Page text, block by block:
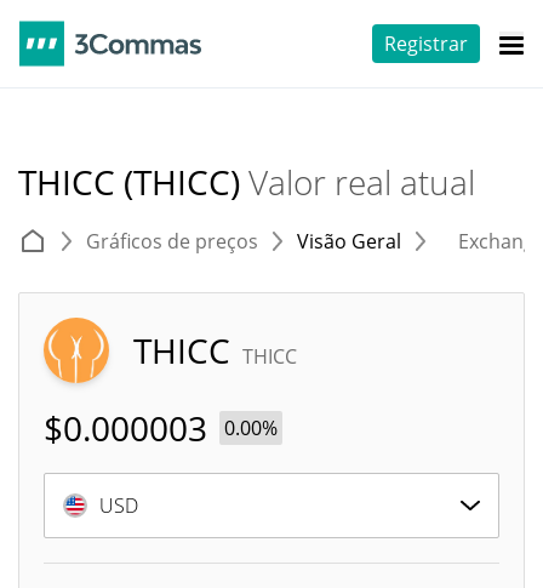
Registrar
THICC (THICC)Valor real atual
Gráficos de preços Visão Geral
THICC THICC
$0.000003 0.00%
USD